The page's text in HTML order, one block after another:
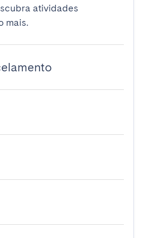
atividades
mais.